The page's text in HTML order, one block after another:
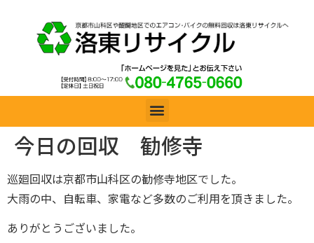
今日の回収 勧修寺
巡廻回収は京都市山科区の勧修寺地区でした。
大雨の中、自転車、家電など多数のご利用を頂きました。
ありがとうございました。